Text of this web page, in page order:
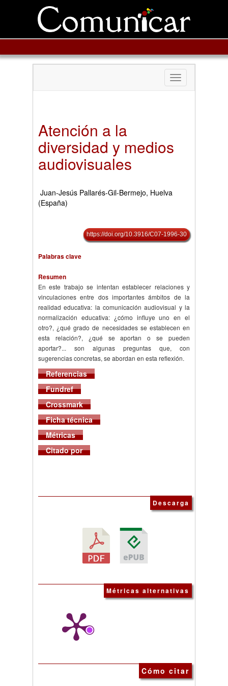
Toggle
navigation
Atención a la
diversidad y medios
audiovisuales
Juan-Jesús Pallarés-Gil-Bermejo, Huelva
(España)
https://doi.org/10.3916/C07-1996-30
Palabras clave
Resumen
En este trabajo se intentan establecer relaciones y
vinculaciones entre dos importantes ámbitos de la
realidad educativa: la comunicación audiovisual y la
normalización educativa: ¿cómo influye uno en el
otro?, ¿qué grado de necesidades se establecen en
esta relación?, ¿qué se aportan o se pueden
aportar?... son algunas preguntas que, con
sugerencias concretas, se abordan en esta reflexión.
Referencias
Fundref
Crossmark
Ficha técnica
Métricas
Citado por
Descarga
Métricas alternativas
Cómo citar